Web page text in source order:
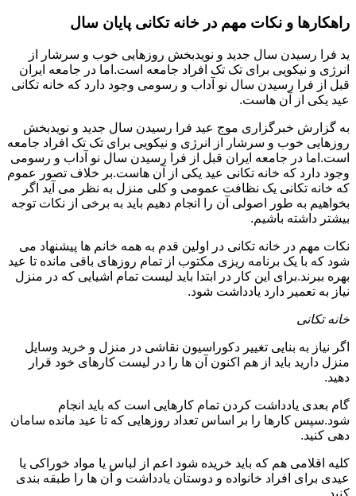
راهکارها و نکات مهم در خانه تکانی پایان سال
ید فرا رسیدن سال جدید و نویدبخش روزهایی خوب و سرشار از
انرژی و نیکویی برای تک تک افراد جامعه است.اما در جامعه ایران
قبل از فرا رسیدن سال نو آداب و رسومی وجود دارد که خانه تکانی
عید یکی از آن هاست.
به گزارش خبرگزاری موج عید فرا رسیدن سال جدید و نویدبخش
روزهایی خوب و سرشار از انرژی و نیکویی برای تک تک افراد جامعه
است.اما در جامعه ایران قبل از فرا رسیدن سال نو آداب و رسومی
وجود دارد که خانه تکانی عید یکی از آن هاست.بر خلاف تصور عموم
که خانه تکانی یک نظافت عمومی و کلی منزل به نظر می آید اگر
بخواهیم به طور اصولی آن را انجام دهیم باید به برخی از نکات توجه
بیشتر داشته باشیم.
نکات مهم در خانه تکانی در اولین قدم به همه خانم ها پیشنهاد می
شود که با یک برنامه ریزی مکتوب از تمام روزهای باقی مانده تا عید
بهره ببرند.برای این کار در ابتدا باید لیست تمام اشیایی که در منزل
نیاز به تعمیر دارد یادداشت شود.
خانه تکانی
اگر نیاز به بنایی تغییر دکوراسیون نقاشی در منزل و خرید وسایل
منزل دارید باید از هم اکنون آن ها را در لیست کارهای خود قرار
دهید.
گام بعدی یادداشت کردن تمام کارهایی است که باید انجام
شود.سپس کارها را بر اساس تعداد روزهایی که تا عید مانده سامان
دهی کنید.
کلیه اقلامی هم که باید خریده شود اعم از لباس یا مواد خوراکی یا
عیدی برای افراد خانواده و دوستان یادداشت و آن ها را طبقه بندی
کنید.